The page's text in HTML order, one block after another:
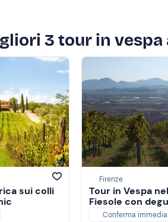
3 tour in vespa
sui colli
Firenze
Tour in Vespa
Fiesole con
Conferma